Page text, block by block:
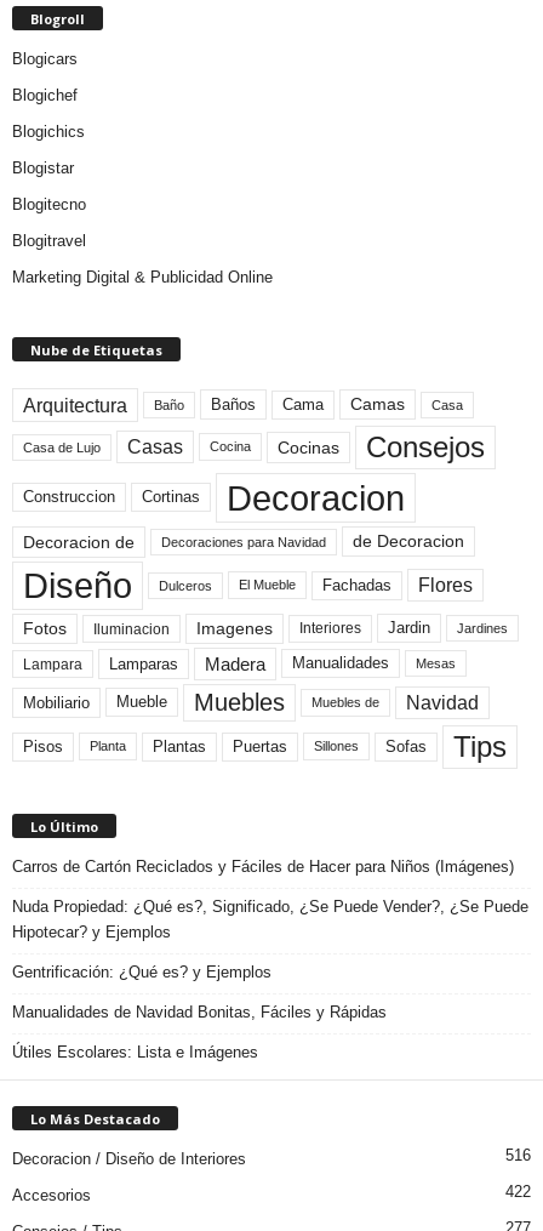
Blogroll
Blogicars
Blogichef
Blogichics
Blogistar
Blogitecno
Blogitravel
Marketing Digital & Publicidad Online
Nube de Etiquetas
Arquitectura Baño Baños Cama Camas Casa
Casa de Lujo Casas Cocina Cocinas Consejos
Construccion Cortinas Decoracion
Decoracion de Decoraciones para Navidad de Decoracion
Diseño Dulceros El Mueble Fachadas Flores
Fotos Iluminacion Imagenes Interiores Jardin Jardines
Lampara Lamparas Madera Manualidades Mesas
Mobiliario Mueble Muebles Muebles de Navidad
Pisos Planta Plantas Puertas Sillones Sofas Tips
Lo Último
Carros de Cartón Reciclados y Fáciles de Hacer para Niños (Imágenes)
Nuda Propiedad: ¿Qué es?, Significado, ¿Se Puede Vender?, ¿Se Puede
Hipotecar? y Ejemplos
Gentrificación: ¿Qué es? y Ejemplos
Manualidades de Navidad Bonitas, Fáciles y Rápidas
Útiles Escolares: Lista e Imágenes
Lo Más Destacado
Decoracion / Diseño de Interiores 516
Accesorios 422